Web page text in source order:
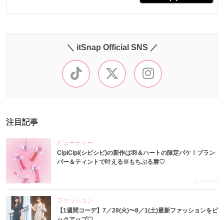
＼ itSnap Official SNS ／
注目記事
ビューティー
CipiCipi(シピシピ)の新作は羽＆ハートの限定パケ！プラン
パー＆ティントで叶える※もちぷる唇♡
2026.8.6
ファッション
【1週間コーデ】7／28(火)〜8／1(土)最新ファッションをピ